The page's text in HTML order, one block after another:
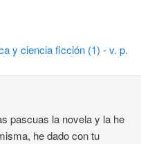
y ciencia ficción (1) - v. p.
pascuas la novela y la he
he dado con tu